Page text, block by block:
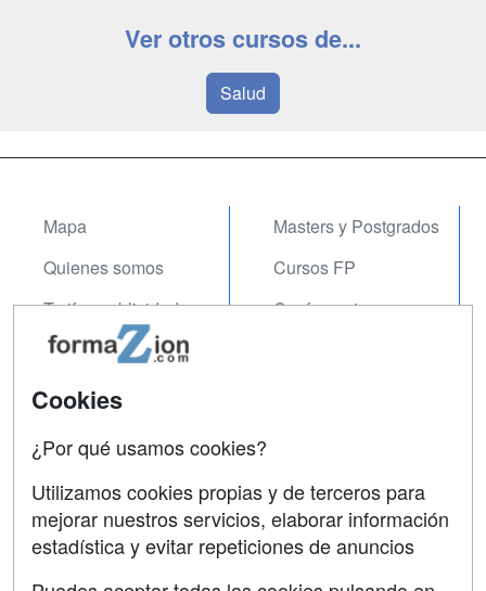
Ver otros cursos de...
Salud
Mapa
Quienes somos
Tarifas publicidad
Acceso Usuarios
Acceso Centros
Masters y Postgrados
Cursos FP
Conferencias
Contactar
Confidencialidad
Aviso legal
Cookies
¿Por qué usamos cookies?
Utilizamos cookies propias y de terceros para
mejorar nuestros servicios, elaborar información
estadística y evitar repeticiones de anuncios